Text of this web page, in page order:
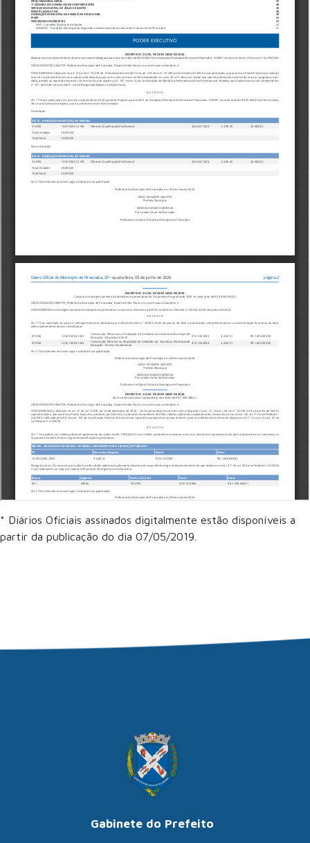
* Diários Oficiais assinados digitalmente estão disponíveis a
partir da publicação do dia 07/05/2019.
Gabinete do Prefeito